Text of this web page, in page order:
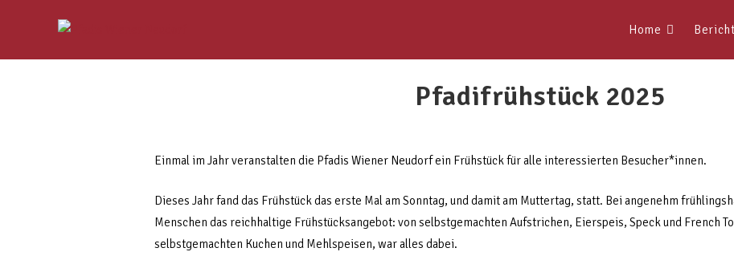
Home
Pfadifrühstück 2025
Einmal im Jahr veranstalten die Pfadis Wiener Neudorf ein Frühstück für alle interessierten Besucher*innen.
Dieses Jahr fand das Frühstück das erste Mal am Sonntag, und damit am Muttertag, statt. Bei angenehm
Menschen das reichhaltige Frühstücksangebot: von selbstgemachten Aufstrichen, Eierspeis, Speck und French
selbstgemachten Kuchen und Mehlspeisen, war alles dabei.